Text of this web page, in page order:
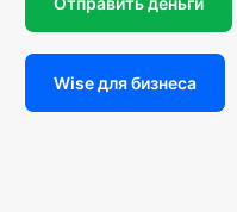
Wise для бизнеса